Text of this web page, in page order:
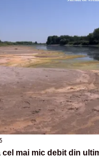
cel mai mic debit din